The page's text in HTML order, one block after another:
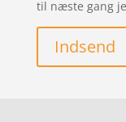
til næste gang
Indsend